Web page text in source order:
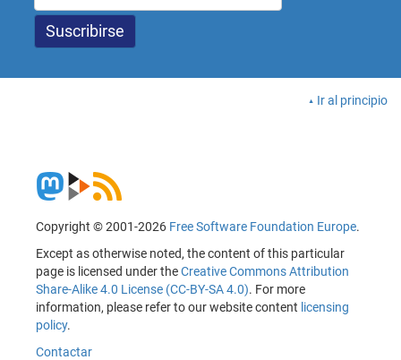
Ir al principio
Copyright © 2001-2026 Free Software Foundation Europe.
Except as otherwise noted, the content of this particular
page is licensed under theCreative Commons Attribution
Share-Alike 4.0 License (CC-BY-SA 4.0). For more
information, please refer to our website content licensing
policy.
Contactar